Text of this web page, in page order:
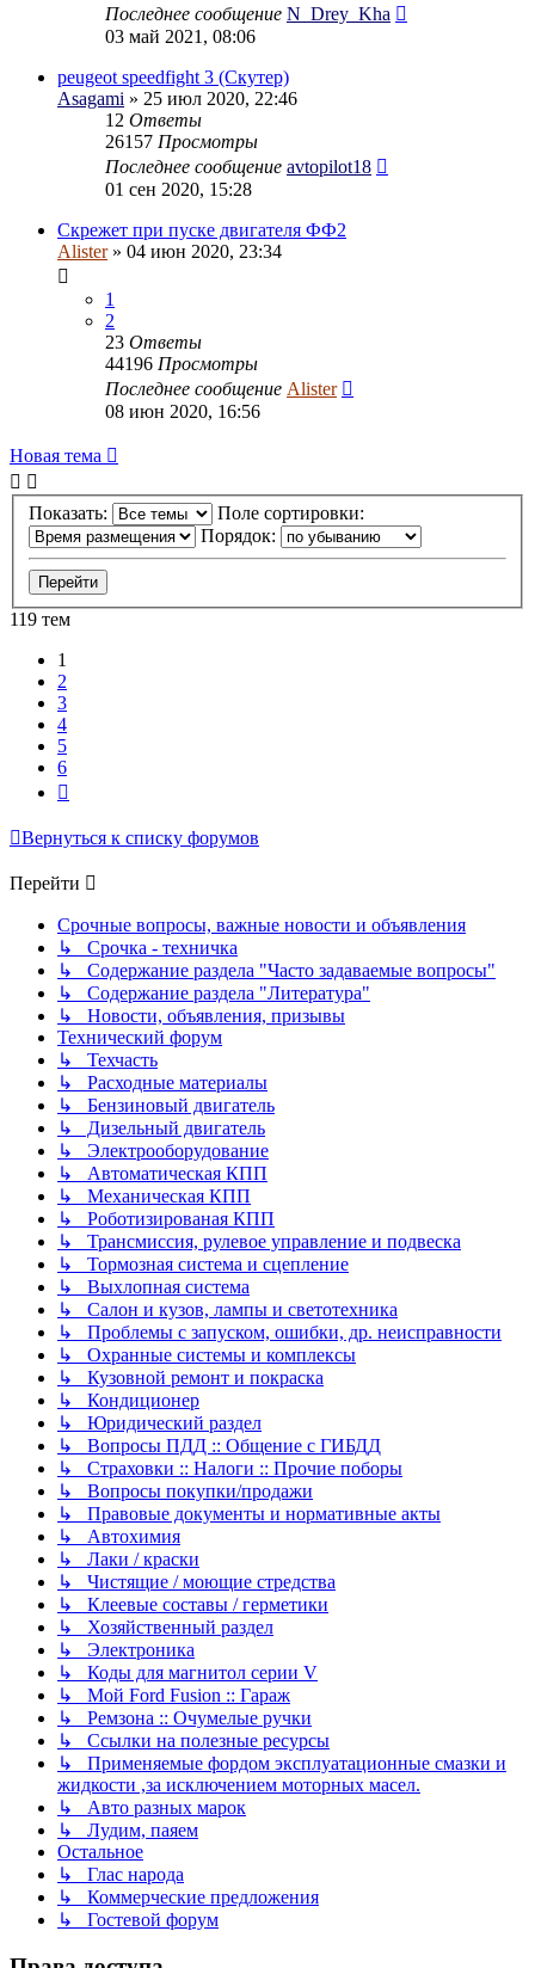
Последнее сообщение N_Drey_Kha
03 май 2021, 08:06
peugeot speedfight 3 (Скутер)
Asagami » 25 июл 2020, 22:46
12 Ответы
26157 Просмотры
Последнее сообщение avtopilot18
01 сен 2020, 15:28
Скрежет при пуске двигателя ФФ2
Alister» 04 июн 2020, 23:34
1
2
23 Ответы
44196 Просмотры
Последнее сообщение Alister
08 июн 2020, 16:56
Новая тема
Показать:
Поле сортировки:
Порядок:
119 тем
1
2
3
4
5
6
Вернуться к списку форумов
Перейти
Срочные вопросы, важные новости и объявления
↳ Срочка - техничка
↳ Содержание раздела "Часто задаваемые вопросы"
↳ Содержание раздела "Литература"
↳ Новости, объявления, призывы
Технический форум
↳ Техчасть
↳ Расходные материалы
↳ Бензиновый двигатель
↳ Дизельный двигатель
↳ Электрооборудование
↳ Автоматическая КПП
↳ Механическая КПП
↳ Роботизированая КПП
↳ Трансмиссия, рулевое управление и подвеска
↳ Тормозная система и сцепление
↳ Выхлопная система
↳ Салон и кузов, лампы и светотехника
↳ Проблемы с запуском, ошибки, др. неисправности
↳ Охранные системы и комплексы
↳ Кузовной ремонт и покраска
↳ Кондиционер
↳ Юридический раздел
↳ Вопросы ПДД :: Общение с ГИБДД
↳ Страховки :: Налоги :: Прочие поборы
↳ Вопросы покупки/продажи
↳ Правовые документы и нормативные акты
↳ Автохимия
↳ Лаки / краски
↳ Чистящие / моющие стредства
↳ Клеевые составы / герметики
↳ Хозяйственный раздел
↳ Электроника
↳ Коды для магнитол серии V
↳ Мой Ford Fusion :: Гараж
↳ Ремзона :: Очумелые ручки
↳ Ссылки на полезные ресурсы
↳ Применяемые фордом эксплуатационные смазки и
жидкости ,за исключением моторных масел.
↳ Авто разных марок
↳ Лудим, паяем
Остальное
↳ Глас народа
↳ Коммерческие предложения
↳ Гостевой форум